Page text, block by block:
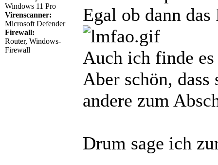
Windows 11 Pro
Virenscanner:
Microsoft Defender
Firewall:
Router, Windows-
Firewall
Egal ob dann
Auch ich finde es
Aber schön,
andere zum
Drum sage ich